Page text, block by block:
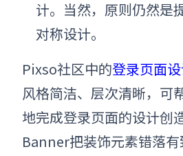
计。当然，原则仍然是
对称设计。
Pixso社区中的登录页面
风格简洁、层次清晰，可
地完成登录页面的设计创
Banner把装饰元素错落